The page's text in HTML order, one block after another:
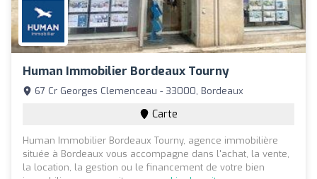
Human Immobilier Bordeaux Tourny
67 Cr Georges Clemenceau - 33000, Bordeaux
Carte
Human Immobilier Bordeaux Tourny, agence immobilière
située à Bordeaux vous accompagne dans l'achat, la vente,
la location, la gestion ou le financement de votre bien